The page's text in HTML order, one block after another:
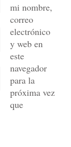
mi nombre,
correo
electrónico
y web en
este
navegador
para la
próxima vez
que